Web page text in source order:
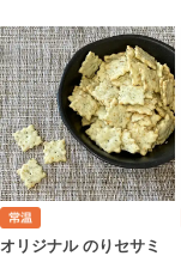
オリジナル のりセサミ